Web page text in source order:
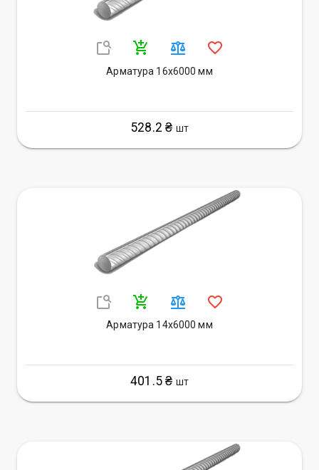
Арматура 16х6000 мм
528.2 ₴ ШТ
Арматура 14х6000 мм
401.5 ₴ ШТ